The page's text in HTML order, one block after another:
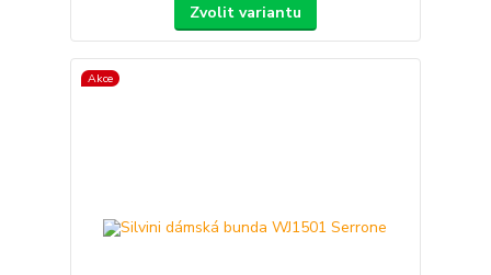
Zvolit variantu
Akce